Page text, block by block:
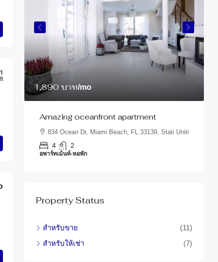
1,890 บาท/mo
Amazing oceanfront apartment
834 Ocean Dr, Miami Beach, FL 33139, Stati Uniti
4 2
อพาร์ทเม้นท์-หอพัก
Property Status
สำหรับขาย
(11)
สำหรับให้เช่า
(7)